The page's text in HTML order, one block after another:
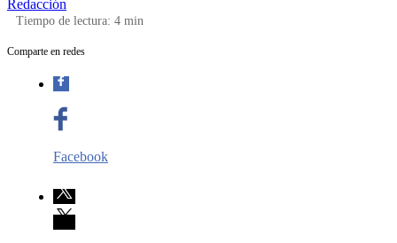
Redacción
Tiempo de lectura: 4 min
Comparte en redes
Facebook